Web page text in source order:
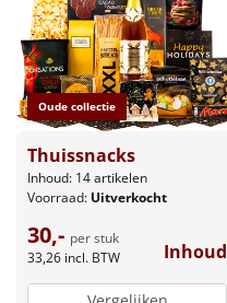
Oude collectie
Thuissnacks
Inhoud: 14 artikelen
Voorraad: Uitverkocht
30,- per stuk
33,26 incl. BTW Inhoud